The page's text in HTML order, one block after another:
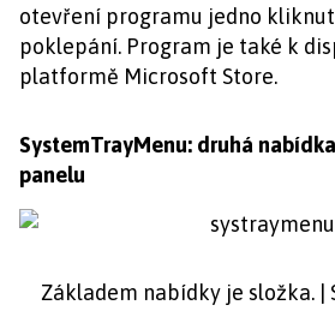
otevření programu jedno
poklepání. Program je také k
platformě Microsoft Store.
SystemTrayMenu: druhá
panelu
Základem nabídky je složka. |